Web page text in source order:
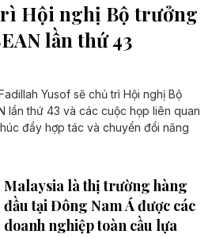
Hội nghị Bộ trưởng
lần thứ 43
Yusof sẽ chủ trì Hội nghị Bộ
lần thứ 43 và các cuộc họp liên quan
đẩy hợp tác và chuyển đổi năng
Malaysia là thị trường hàng
đầu tại Đông Nam Á được các
doanh nghiệp toàn cầu lựa